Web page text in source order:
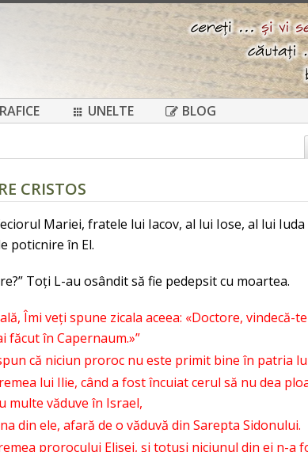
UNELTE BLOG
CRISTOS
Mariei, fratele lui Iacov, al lui Iose, al lui
poticnire în El.
Toți L-au osândit să fie pedepsit cu moartea.
Îmi veți spune zicala aceea: «Doctore, vindecă-
făcut în Capernaum.»”
că niciun proroc nu este primit bine în patria
lui Ilie, când a fost încuiat cerul să nu dea
multe văduve în Israel,
din ele, afară de o văduvă din Sarepta Sidonului.
prorocului Elisei, și totuși niciunul din ei n-a